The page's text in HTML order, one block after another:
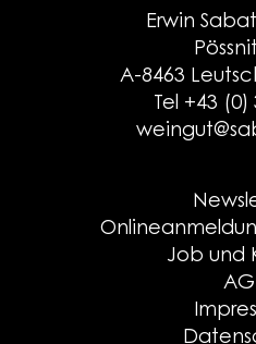
Erwin
A-8463
Tel +43 (0)
Job und